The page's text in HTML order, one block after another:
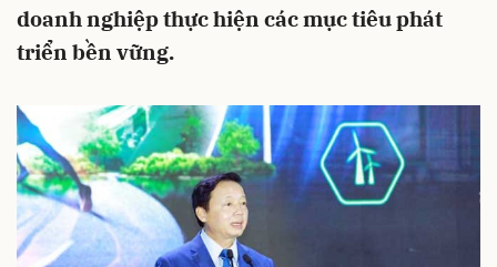
doanh nghiệp thực hiện các mục tiêu phát
triển bền vững.